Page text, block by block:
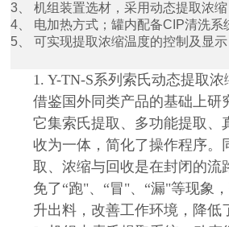
3、 机组装置选材，采用动态提取浓缩
4、 电加热方式；罐内配备CIP清洗系
5、 可实现提取浓缩温度的控制及显示
1. Y-TN-S系列索氏动态提取
借鉴国外同类产品的基础上研
它集索氏提取、多功能提取、
收为一体，简化了操作程序。
取、浓缩与回收是在封闭的流
免了“跑"、“冒"、“漏"等现象
升出料，改善工作环境，降低